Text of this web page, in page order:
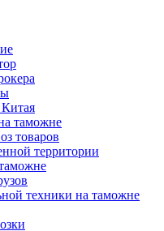
таможне
товаров
территории
техники на таможне